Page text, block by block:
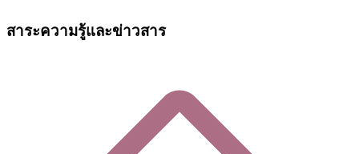
สาระความรู้และข่าวสาร